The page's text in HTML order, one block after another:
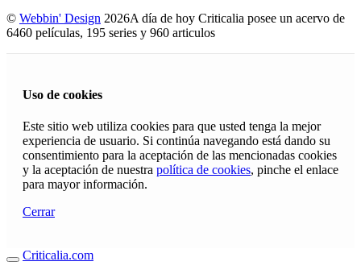
© Webbin' Design 2026A día de hoy Criticalia posee un acervo de
6460 películas, 195 series y 960 articulos
Uso de cookies
Este sitio web utiliza cookies para que usted tenga la mejor
experiencia de usuario. Si continúa navegando está dando su
consentimiento para la aceptación de las mencionadas cookies
y la aceptación de nuestra política de cookies, pinche el enlace
para mayor información.
Cerrar
Criticalia.com